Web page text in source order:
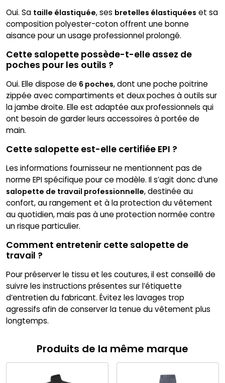
Oui. Sa taille élastiquée, ses bretelles élastiquées et sa
composition polyester-coton offrent une bonne
aisance pour un usage professionnel prolongé.
Cette salopette possède-t-elle assez de
poches pour les outils ?
Oui. Elle dispose de 6 poches, dont une poche poitrine
zippée avec compartiments et deux poches à outils sur
la jambe droite. Elle est adaptée aux professionnels qui
ont besoin de garder leurs accessoires à portée de
main.
Cette salopette est-elle certifiée EPI ?
Les informations fournisseur ne mentionnent pas de
norme EPI spécifique pour ce modèle. Il s’agit donc d’une
salopette de travail professionnelle, destinée au
confort, au rangement et à la protection du vêtement
au quotidien, mais pas à une protection normée contre
un risque particulier.
Comment entretenir cette salopette de
travail ?
Pour préserver le tissu et les coutures, il est conseillé de
suivre les instructions présentes sur l’étiquette
d’entretien du fabricant. Évitez les lavages trop
agressifs afin de conserver la tenue du vêtement plus
longtemps.
Produits de la même marque